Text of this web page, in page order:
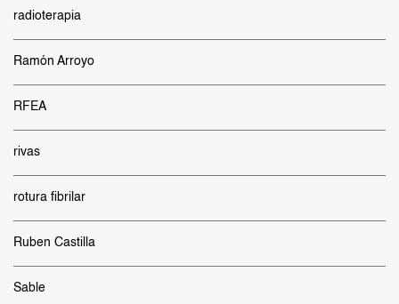
radioterapia
Ramón Arroyo
RFEA
rivas
rotura fibrilar
Ruben Castilla
Sable